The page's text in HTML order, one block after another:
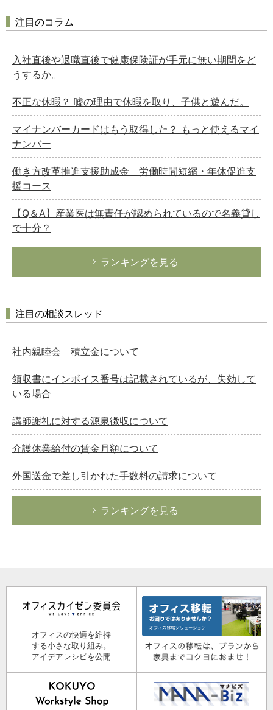
注目のコラム
入社直後や退職直後で健康保険証が手元に無い期間をど
うするか。
不正な休暇？ 嘘の理由で休暇を取り、子供と遊んだ。
マイナンバーカードはもう取得した？ もっと使えるマイ
ナンバー
働き方改革推進支援助成金 労働時間短縮・年休促進支
援コース
【Q＆A】産業医は無責任が認められているので名義貸し
で十分？
ランキングを見る
注目の相談スレッド
社内親睦会 積立金について
領収書にインボイス番号は記載されているが、失効して
いる場合
講師謝礼に対する源泉徴収について
介護休業給付の賃金月額について
外国送金で差し引かれた手数料の請求について
ランキングを見る
オフィスの快適を維持
する小さな取り組み。
アイデアレシピを公開